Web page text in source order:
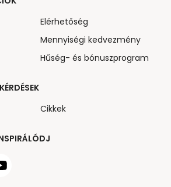
Elérhetőség
Mennyiségi kedvezmény
Hűség- és bónuszprogram
Cikkek